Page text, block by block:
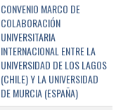
CONVENIO MARCO DE
COLABORACIÓN
UNIVERSITARIA
INTERNACIONAL ENTRE LA
UNIVERSIDAD DE LOS LAGOS
(CHILE) Y LA UNIVERSIDAD
DE MURCIA (ESPAÑA)